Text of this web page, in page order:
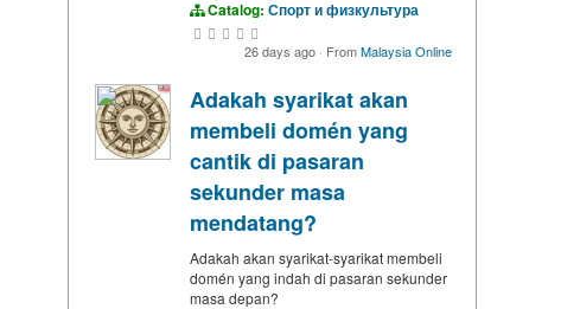
Catalog: Спорт и физкультура
26 days ago · FromMalaysia Online
Adakah syarikat akan
membeli domén yang
cantik di pasaran
sekunder masa
mendatang?
Adakah akan syarikat-syarikat membeli
domén yang indah di pasaran sekunder
masa depan?